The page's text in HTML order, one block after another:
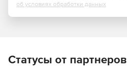
об условиях обработки данных
Статусы от партнеров